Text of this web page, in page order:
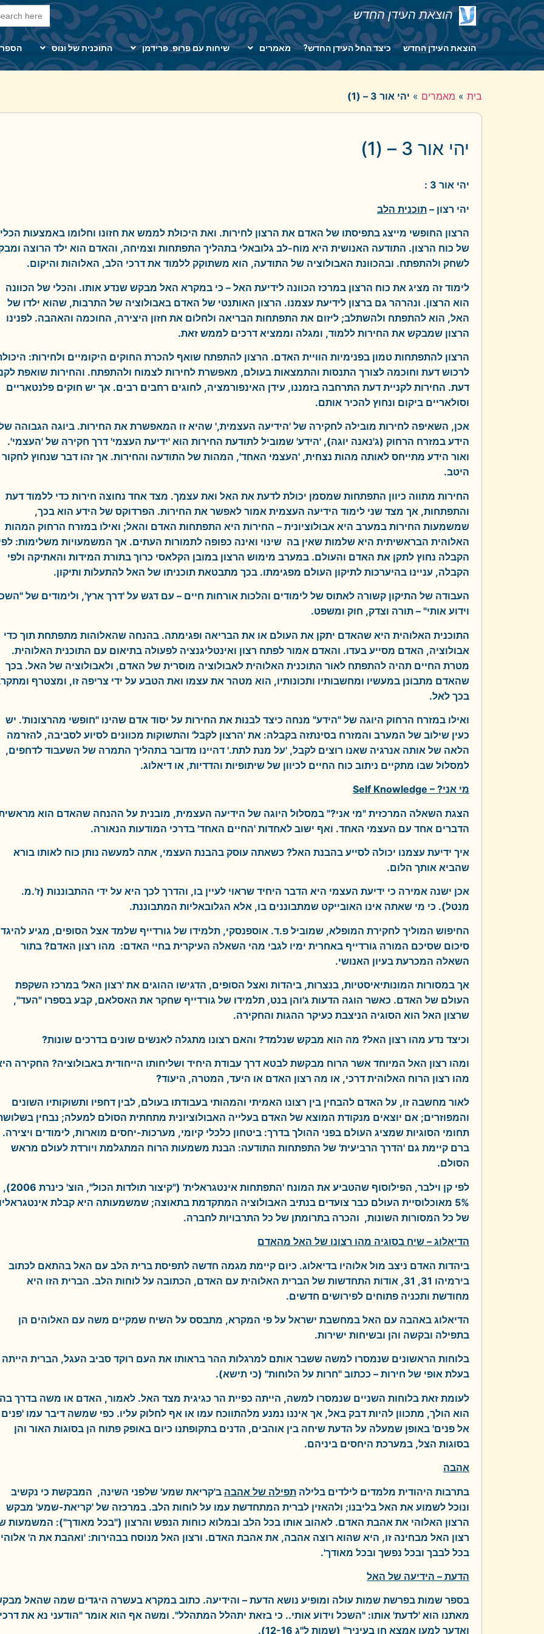
הוצאת העידן החדש
Search
for:
Button
הוצאת העידן החדש כיצד החל העידן החדש? מאמרים שיחות עם פרופ. פרידמן התוכנית של ונוס
בית » מאמרים » יהי אור 3 – (1)
יהי אור 3 – (1)
יהי אור 3 :
יהי רצון – תוכנית הלב
הרצון החופשי מייצג בתפיסתו של האדם את הרצון לחירות. ואת היכולת לממש את חזונו וחלומו באמצעות
של כוח הרצון. התודעה האנושית היא מוח-לב גלובאלי בתהליך התפתחות וצמיחה, והאדם הוא ילד הרוצה
לשחק ולהתפתח. ובהכוונת האבולוציה של התודעה, הוא משתוקק ללמוד את דרכי הלב, האלוהות והיקום.
לימוד זה מציג את כוח הרצון במרכז הכוונה לידיעת האל – כי במקרא האל מבקש שנדע אותו. והכלי של הכוונה
הוא הרצון. ונהרהר גם ברצון לידיעת עצמנו. הרצון האותנטי של האדם באבולוציה של התרבות, שהוא ילדו של
האל, הוא להתפתח ולהשתלב; ליזום את התפתחות הבריאה ולחלום את חזון היצירה, החוכמה והאהבה. לפנינו
הרצון שמבקש את החירות ללמוד, ומגלה וממציא דרכים לממש זאת.
הרצון להתפתחות טמון בפנימיות הוויית האדם. הרצון להתפתח שואף להכרת החוקים היקומיים ולחירות:
לרכוש דעת וחוכמה לצורך התנסות והתמצאות בעולם, מאפשרת לחירות לצמוח ולהתפתח. והחירות שואפת
דעת. החירות לקניית דעת התרחבה בזמננו, עידן האינפורמציה, לחוגים רחבים רבים. אך יש חוקים פלנטאריים
וסולאריים ביקום ונחוץ להכיר אותם.
אכן, השאיפה לחירות מובילה לחקירה של 'הידיעה העצמית,' שהיא זו המאפשרת את החירות. ביוגה הגבוהה
הידע במזרח הרחוק (ג'נאנה יוגה), 'הידע' שמוביל לתודעת החירות הוא 'ידיעת העצמי' דרך חקירה של 'העצמי'.
ואור הידע מתייחס לאותה מהות נצחית, 'העצמי האחד', המהות של התודעה והחירות. אך זהו דבר שנחוץ לחקור
היטב.
החירות מתווה כיוון התפתחות שמסמן יכולת לדעת את האל ואת עצמך. מצד אחד נחוצה חירות כדי ללמוד דעת
והתפתחות, אך מצד שני לימוד הידיעה העצמית אמור לאפשר את החירות. הפרדוקס של הידע הוא בכך,
שמשמעות החירות במערב היא אבולוציונית – החירות היא התפתחות האדם והאל; ואילו במזרח הרחוק המהות
האלוהית הבראשיתית היא שלמות שאין בה שינוי ואינה כפופה לתמורות העתים. אך המשמעויות משלימות:
הקבלה נחוץ לתקן את האדם והעולם. במערב מימוש הרצון במובן הקלאסי כרוך בתורת המידות והאתיקה ולפי
הקבלה, עניינו בהיערכות לתיקון העולם מפגימתו. בכך מתבטאת תוכניתו של האל להתעלות ותיקון.
העבודה של התיקון קשורה לאתוס של לימודים והלכות אורחות חיים – עם דגש על 'דרך ארץ', ולימודים של
וידוע אותי" – תורה וצדק, חוק ומשפט.
התוכנית האלוהית היא שהאדם יתקן את העולם או את הבריאה ופגימתה. בהנחה שהאלוהות מתפתחת תוך כדי
אבולוציה, האדם מסייע בעדו. והאדם אמור לפתח רצון ואינטליגנציה לפעולה בתיאום עם התוכנית האלוהית.
מטרת החיים תהיה להתפתח לאור התוכנית האלוהית לאבולוציה מוסרית של האדם, ולאבולוציה של האל. בכך
שהאדם מתבונן במעשיו ומחשבותיו ותכונותיו, הוא מטהר את עצמו ואת הטבע על ידי צריפה זו, ומצטרף
בכך לאל.
ואילו במזרח הרחוק היוגה של "הידע" מנחה כיצד לבנות את החירות על יסוד אדם שהינו "חופשי מהרצונות'. יש
כעין שילוב של המערב והמזרח בסינתזה בקבלה: את 'הרצון לקבל' והתשוקות מכוונים לסיוע לסביבה, להזרמה
הלאה של אותה אנרגיה שאנו רוצים לקבל, 'על מנת לתת.' דהיינו מדובר בתהליך התמרה של השעבוד לדחפים,
למסלול שבו מתקיים ניתוב כוח החיים לכיוון של שיתופיות והדדיות, או דיאלוג.
מי אני? – Self Knowledge
הצגת השאלה המרכזית "מי אני?" במסלול היוגה של הידיעה העצמית, מובנית על ההנחה שהאדם הוא
הדברים אחד עם העצמי האחד. ואף ישוב לאחדות 'החיים האחד' בדרכי המודעות הנאורה.
איך ידיעת עצמנו יכולה לסייע בהבנת האל? כשאתה עוסק בהבנת העצמי, אתה למעשה נותן כוח לאותו בורא
שהביא אותך הלום.
אכן ישנה אמירה כי ידיעת העצמי היא הדבר היחיד שראוי לעיין בו, והדרך לכך היא על ידי ההתבוננות (ז'.מ.
מנטל). כי מי שאתה אינו האובייקט שמתבוננים בו, אלא הגלובאליות המתבוננת.
החיפוש המוליך לחקירת המופלא, שמוביל פ.ד. אוספנסקי, תלמידו של גורדייף שלמד אצל הסופים, מגיע להיגד
סיכום שסיכם המורה גורדייף באחרית ימיו לגבי מהי השאלה העיקרית בחיי האדם: מהו רצון האדם? בתור
השאלה המכרעת בעיון האנושי.
אך במסורות המונותיאיסטיות, בנצרות, ביהדות ואצל הסופים, הדגישו ההוגים את 'רצון האל' במרכז השקפת
העולם של האדם. כאשר הוגה הדעות ג'והן בנט, תלמידו של גורדייף שחקר את האסלאם, קבע בספרו "העד",
שרצון האל הוא הסוגיה הניצבת כעיקר ההגות והחקירה.
וכיצד נדע מהו רצון האל? מה הוא מבקש שנלמד? והאם רצונו מתגלה לאנשים שונים בדרכים שונות?
ומהו רצון האל המיוחד אשר הרוח מבקשת לבטא דרך עבודת היחיד ושליחותו הייחודית באבולוציה? החקירה
מהו רצון הרוח האלוהית דרכי, או מה רצון האדם או היעד, המטרה, היעוד?
לאור מחשבה זו, על האדם להבחין בין רצונו האמיתי והמהותי בעבודתו בעולם, לבין דחפיו ותשוקותיו השונים
והמפוזרים; אם יוצאים מנקודת המוצא של האדם בעלייה האבולוציונית מתחתית הסולם למעלה; נבחין
תחומי הסוגיות שמציג העולם בפני ההולך בדרך: ביטחון כלכלי קיומי, מערכות-יחסים מוארות, לימודים ויצירה.
ברם קיימת גם 'הדרך הרביעית' של התפתחות התודעה: הבנת משמעות הרוח המתגלמת ויורדת לעולם מראש
הסולם.
לפי קן וילבר, הפילוסוף שהטביע את המונח 'התפתחות אינטגראלית' ("קיצור תולדות הכול", הוצ' כינרת 2006),
5% מאוכלוסיית העולם כבר צועדים בנתיב האבולוציה המתקדמת בתאוצה; שמשמעותה היא קבלת
של כל המסורות השונות, והכרה בתרומתן של כל התרבויות לחברה.
הדיאלוג – שיח בסוגיה מהו רצונו של האל מהאדם
ביהדות האדם ניצב מול אלוהיו בדיאלוג. כיום קיימת מגמה חדשה לתפיסת ברית הלב עם האל בהתאם לכתוב
בירמיהו 31, 31, אודות התחדשות של הברית האלוהית עם האדם, הכתובה על לוחות הלב. הברית הזו היא
מחודשת ותכניה פתוחים לפירושים חדשים.
הדיאלוג באהבה עם האל במחשבת ישראל על פי המקרא, מתבסס על השיח שמקיים משה עם האלוהים הן
בתפילה ובקשה והן ובשיחות ישירות.
בלוחות הראשונים שנמסרו למשה ששבר אותם למרגלות ההר בראותו את העם רוקד סביב העגל, הברית הייתה
בעלת אופי של חירות – ככתוב "חרות על הלוחות" (כי תישא).
לעומת זאת בלוחות השניים שנמסרו למשה, הייתה כפיית הר כגיגית מצד האל. לאמור, האדם או משה בדרך בה
הוא הולך, מתכוון להיות דבק באל, אך איננו נמנע מלהתווכח עמו או אף לחלוק עליו. כפי שמשה דיבר עמו 'פנים
אל פנים' באופן שמעלה על הדעת שיחה בין אוהבים, הדנים בתקופתנו כיום באופק פתוח הן בסוגות האור והן
בסוגות הצל, במערכת היחסים ביניהם.
אהבה
בתרבות היהודית מלמדים לילדים בלילה תפילה של אהבה ב'קריאת שמע' שלפני השינה, המבקשת כי נקשיב
ונוכל לשמוע את האל בליבנו; ולהאזין לברית המתחדשת עמו על לוחות הלב. במרכזה של 'קריאת-שמע' מבקש
הרצון האלוהי את אהבת האדם. לאהוב אותו בכל הלב ובמלוא כוחות הנפש והרצון ("בכל מאודך"): המשמעות
רצון האל מבחינה זו, היא שהוא רוצה אהבה, את אהבת האדם. ורצון האל מנוסח בבהירות: 'ואהבת את ה'
בכל לבבך ובכל נפשך ובכל מאודך'.
הדעת – הידיעה של האל
בספר שמות בפרשת שמות עולה ומופיע נושא הדעת – והידיעה. כתוב במקרא בעשרה היגדים שמה שהאל
מאתנו הוא 'לדעת' אותו: "השכל וידוע אותי.. כי בזאת יתהלל המתהלל". ומשה אף הוא אומר "הודעני נא את
ואדעך למען אמצא חן בעיניך" (שמות ל"ג 12-16).